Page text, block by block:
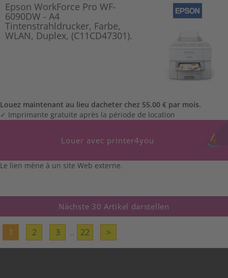
Epson WorkForce Pro WF-
6090DW - A4
Tintenstrahldrucker, Farbe,
WLAN, Duplex, (C11CD47301).
Louez maintenant au lieu dacheter chez 55.00 € par mois.
✓ Imprimante gratuite après la période de location
Louer avec printer4you
Le lien mène à un site Web externe.
Nächste 30 Artikel darstellen
1 2 3 .. 22 >